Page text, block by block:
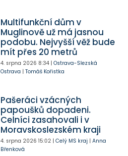
Multifunkční dům v
Muglinově už má jasnou
podobu. Nejvyšší věž bude
mít přes 20 metrů
4. srpna 2026 8:34| Ostrava-Slezská
Ostrava | Tomáš Kořistka
Pašeráci vzácných
papoušků dopadeni.
Celníci zasahovali i v
Moravskoslezském kraji
4. srpna 2026 15:02| Celý MS kraj | Anna
Břenková